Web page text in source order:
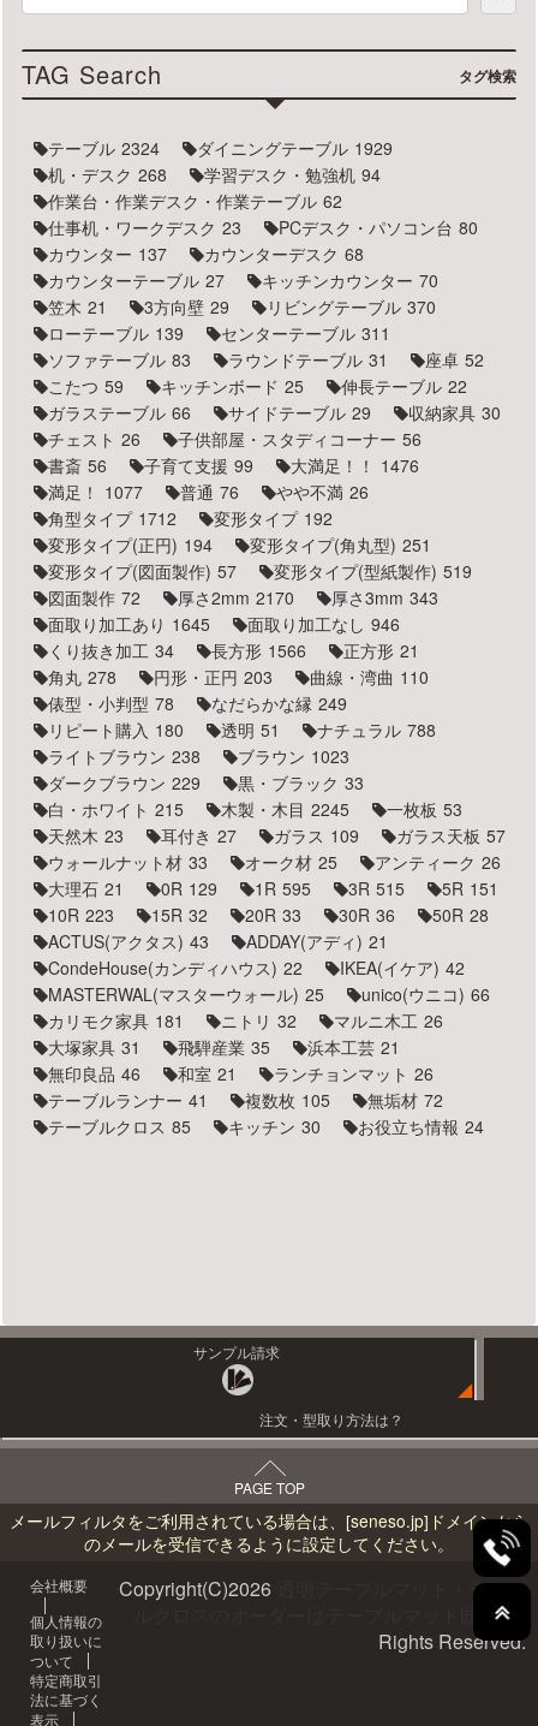
TAG Search タグ検索
テーブル 2324 ダイニングテーブル 1929
机・デスク 268 学習デスク・勉強机 94
作業台・作業デスク・作業テーブル 62
仕事机・ワークデスク 23 PCデスク・パソコン台 80
カウンター 137 カウンターデスク 68
カウンターテーブル 27 キッチンカウンター 70
笠木 21 3方向壁 29 リビングテーブル 370
ローテーブル 139 センターテーブル 311
ソファテーブル 83 ラウンドテーブル 31 座卓 52
こたつ 59 キッチンボード 25 伸長テーブル 22
ガラステーブル 66 サイドテーブル 29 収納家具 30
チェスト 26 子供部屋・スタディコーナー 56
書斎 56 子育て支援 99 大満足！！ 1476
満足！ 1077 普通 76 やや不満 26
角型タイプ 1712 変形タイプ 192
変形タイプ(正円) 194 変形タイプ(角丸型) 251
変形タイプ(図面製作) 57 変形タイプ(型紙製作) 519
図面製作 72 厚さ2mm 2170 厚さ3mm 343
面取り加工あり 1645 面取り加工なし 946
くり抜き加工 34 長方形 1566 正方形 21
角丸 278 円形・正円 203 曲線・湾曲 110
俵型・小判型 78 なだらかな縁 249
リピート購入 180 透明 51 ナチュラル 788
ライトブラウン 238 ブラウン 1023
ダークブラウン 229 黒・ブラック 33
白・ホワイト 215 木製・木目 2245 一枚板 53
天然木 23 耳付き 27 ガラス 109 ガラス天板 57
ウォールナット材 33 オーク材 25 アンティーク 26
大理石 21 0R 129 1R 595 3R 515 5R 151
10R 223 15R 32 20R 33 30R 36 50R 28
ACTUS(アクタス) 43 ADDAY(アディ) 21
CondeHouse(カンディハウス) 22 IKEA(イケア) 42
MASTERWAL(マスターウォール) 25 unico(ウニコ) 66
カリモク家具 181 ニトリ 32 マルニ木工 26
大塚家具 31 飛騨産業 35 浜本工芸 21
無印良品 46 和室 21 ランチョンマット 26
テーブルランナー 41 複数枚 105 無垢材 72
テーブルクロス 85 キッチン 30 お役立ち情報 24
サンプル請求
注文・型取り方法は？
PAGE TOP
メールフィルタをご利用されている場合は、 [seneso.jp] ドメインから
のメールを受信できるように設定してください。
会社概要
個人情報の
取り扱いに
ついて
特定商取引
法に基づく
表示
Copyright(C)2026
透明テーブルマット・テーブ
ルクロスのオーダーはテーブルマット匠へAll
Rights Reserved.